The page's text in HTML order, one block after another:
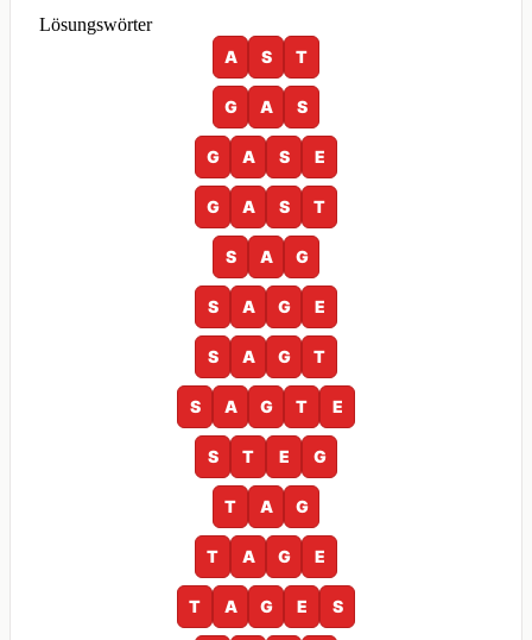
Lösungswörter
A
S T
G A S
G A S E
G A S T
S A G
S A G E
S A G T
S A G T E
S T E G
T A G
T A G E
T A G E S